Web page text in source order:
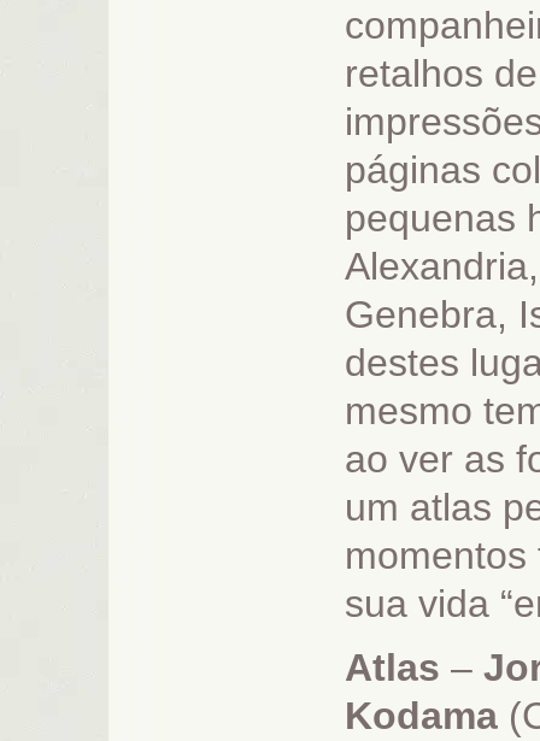
retalhos
páginas
pequenas
Genebra,
destes
mesmo
ao ver as
um atlas
sua vida
Atlas –
Kodama